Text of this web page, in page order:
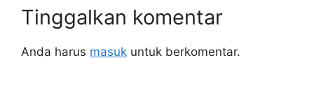
Tinggalkan komentar
Anda harus masuk untuk berkomentar.